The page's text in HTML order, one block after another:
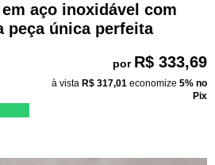
aço inoxidável com
peça única perfeita
por R$ 333,69
à vista R$ 317,01 economize 5% no
Pix